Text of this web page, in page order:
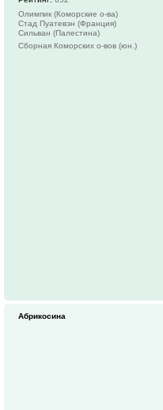
Олимпик (Коморские о-ва)
Стад Пуатевэн (Франция)
Сильван (Палестина)
Сборная Коморских о-вов (юн.)
Абрикосина